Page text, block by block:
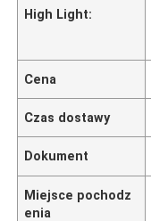
High Light:
Cena
Czas dostawy
Dokument
Miejsce pochodz
enia